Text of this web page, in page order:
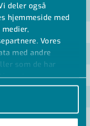
deler også
hjemmeside med
Vores
med andre
som de har